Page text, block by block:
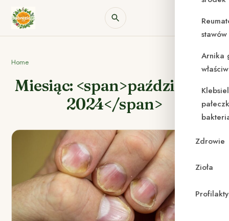
Arnika
Zdrowie
Zioła
Home
Miesiąc: <span>październik
2024</span>